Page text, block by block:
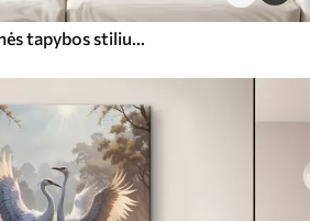
Abstrakti tapyba aliejinės tapybos stiliumi